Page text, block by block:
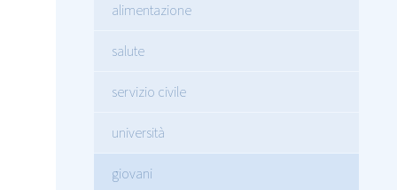
alimentazione
salute
servizio civile
università
giovani